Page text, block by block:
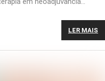
LER MAIS